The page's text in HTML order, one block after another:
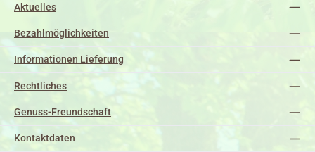
Aktuelles
Bezahlmöglichkeiten
Informationen Lieferung
Rechtliches
Genuss-Freundschaft
Kontaktdaten